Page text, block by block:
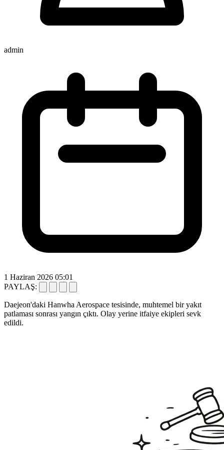
admin
1 Haziran 2026 05:01
PAYLAŞ:
Daejeon'daki Hanwha Aerospace tesisinde, muhtemel bir yakıt
patlaması sonrası yangın çıktı. Olay yerine itfaiye ekipleri sevk
edildi.